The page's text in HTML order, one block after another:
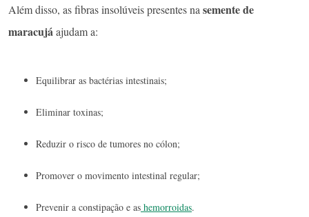
Além disso, as fibras insolúveis presentes na semente de
maracujáajudam a:
Equilibrar as bactérias intestinais;
Eliminar toxinas;
Reduzir o risco de tumores no cólon;
Promover o movimento intestinal regular;
Prevenir a constipação e as hemorroidas.